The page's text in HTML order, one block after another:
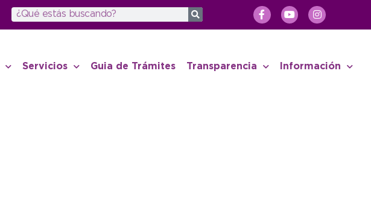
Servicios Guia de Trámites Transparencia Información